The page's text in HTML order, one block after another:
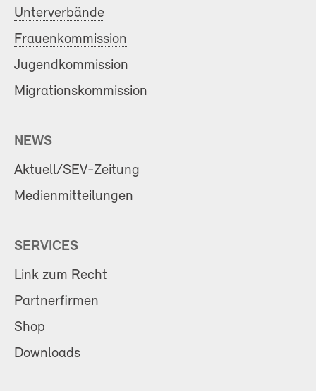
Unterverbände
Frauenkommission
Jugendkommission
Migrationskommission
NEWS
Aktuell/SEV-Zeitung
Medienmitteilungen
SERVICES
Link zum Recht
Partnerfirmen
Shop
Downloads